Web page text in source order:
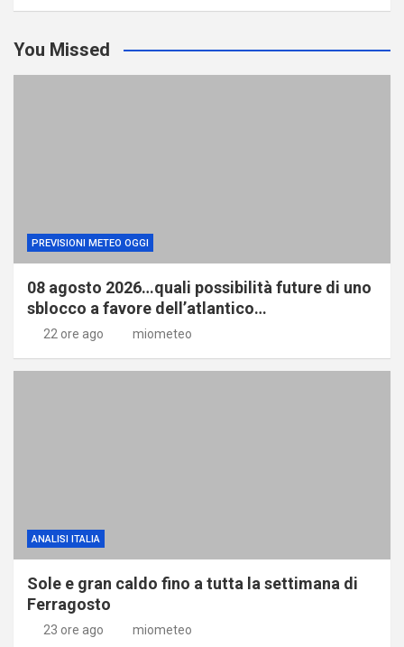
You Missed
PREVISIONI METEO OGGI
08 agosto 2026…quali possibilità future di uno
sblocco a favore dell’atlantico…
22 ore ago miometeo
ANALISI ITALIA
Sole e gran caldo fino a tutta la settimana di
Ferragosto
23 ore ago miometeo